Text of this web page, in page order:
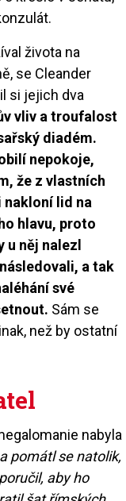
života na
se Cleander
si jejich dva
vliv a troufalost
diadém.
nepokoje,
že z vlastních
nakloní lid na
hlavu, proto
u něj nalezl
a tak
své
Sám se
než by ostatní
nabyla
pomátl se natolik,
aby ho